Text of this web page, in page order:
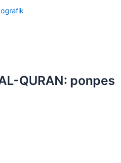
QURAN: ponpes